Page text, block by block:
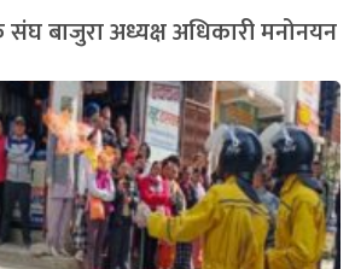
बाजुरा अध्यक्ष अधिकारी मनोनयन